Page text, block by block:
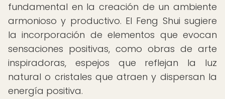
fundamental en la creación de un ambiente
armonioso y productivo. El Feng Shui sugiere
la incorporación de elementos que evocan
sensaciones positivas, como obras de arte
inspiradoras, espejos que reflejan la luz
natural o cristales que atraen y dispersan la
energía positiva.